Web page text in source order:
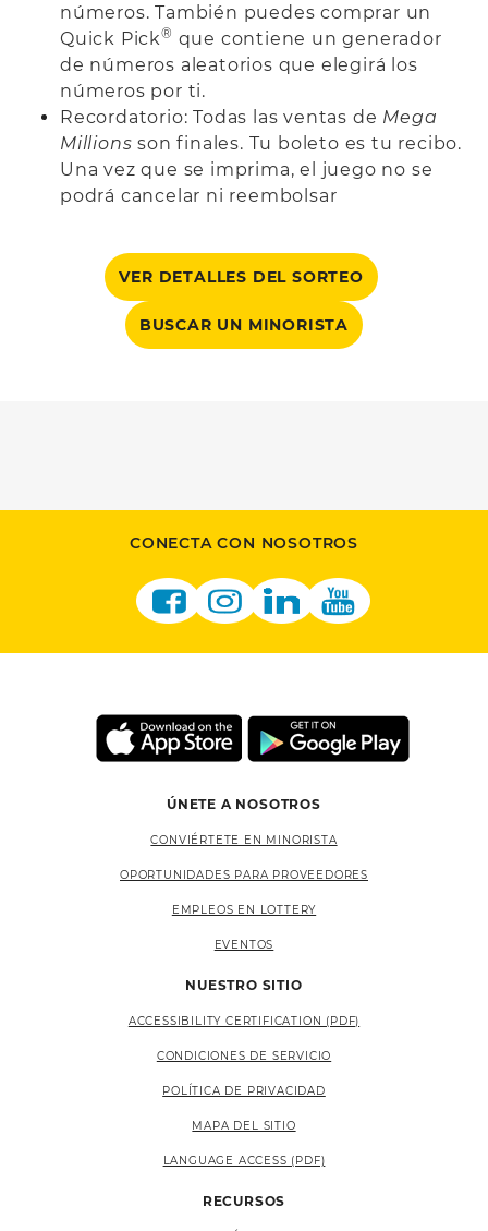
números. También puedes comprar un
Quick Pick® que contiene un generador
de números aleatorios que elegirá los
números por ti.
Recordatorio: Todas las ventas de Mega
Millions son finales. Tu boleto es tu recibo.
Una vez que se imprima, el juego no se
podrá cancelar ni reembolsar
VER DETALLES DEL SORTEO
BUSCAR UN MINORISTA
CONECTA CON NOSOTROS
ÚNETE A NOSOTROS
CONVIÉRTETE EN MINORISTA
OPORTUNIDADES PARA PROVEEDORES
EMPLEOS EN LOTTERY
EVENTOS
NUESTRO SITIO
ACCESSIBILITY CERTIFICATION (PDF)
CONDICIONES DE SERVICIO
POLÍTICA DE PRIVACIDAD
MAPA DEL SITIO
LANGUAGE ACCESS (PDF)
RECURSOS